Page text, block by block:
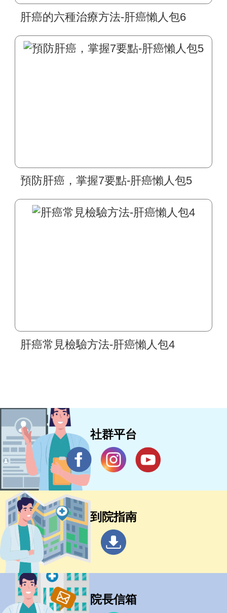
肝癌的六種治療方法-肝癌懶人包6
預防肝癌，掌握7要點-肝癌懶人包5
肝癌常見檢驗方法-肝癌懶人包4
社群平台
到院指南
院長信箱